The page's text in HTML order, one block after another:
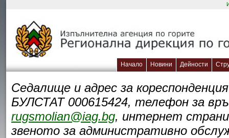
Начало Новини Дейности
Седалище и адрес за
БУЛСТАТ 000615424, телефон за
rugsmolian@iag.bg, интернет
звеното за административно